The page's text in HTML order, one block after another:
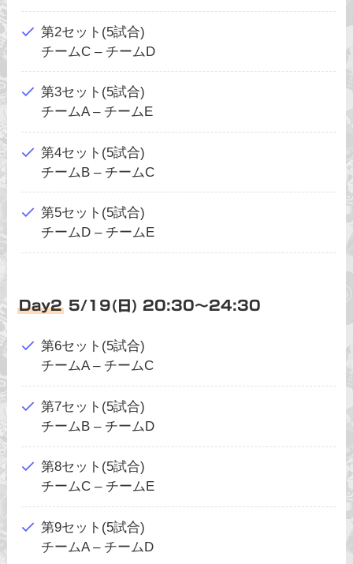
第2セット(5試合)
チームC – チームD
第3セット(5試合)
チームA – チームE
第4セット(5試合)
チームB – チームC
第5セット(5試合)
チームD – チームE
Day2 5/19(日) 20:30〜24:30
第6セット(5試合)
チームA – チームC
第7セット(5試合)
チームB – チームD
第8セット(5試合)
チームC – チームE
第9セット(5試合)
チームA – チームD